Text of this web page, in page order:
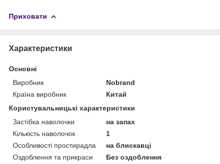
Приховати
Характеристики
Основні
Виробник
Nobrand
Країна виробник
Китай
Користувальницькі характеристики
Застібка наволочки
на запах
Кількість наволочок
1
Особливості простирадла
на блискавці
Оздоблення та прикраси
Без оздоблення